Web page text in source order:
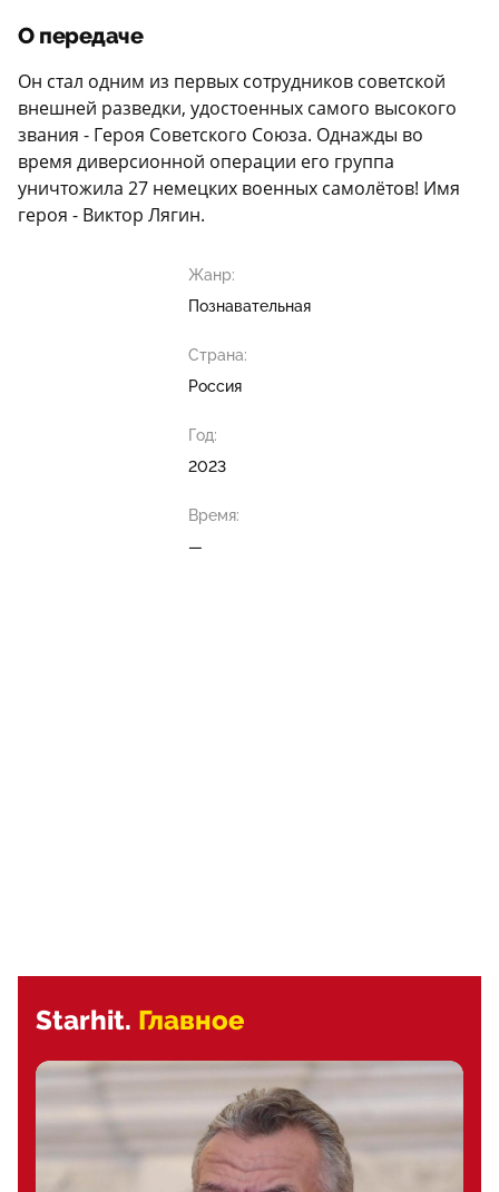
О передаче
Он стал одним из первых сотрудников советской
внешней разведки, удостоенных самого высокого
звания - Героя Советского Союза. Однажды во
время диверсионной операции его группа
уничтожила 27 немецких военных самолётов! Имя
героя - Виктор Лягин.
Жанр:
Познавательная
Страна:
Россия
Год:
2023
Время:
—
Starhit. Главное